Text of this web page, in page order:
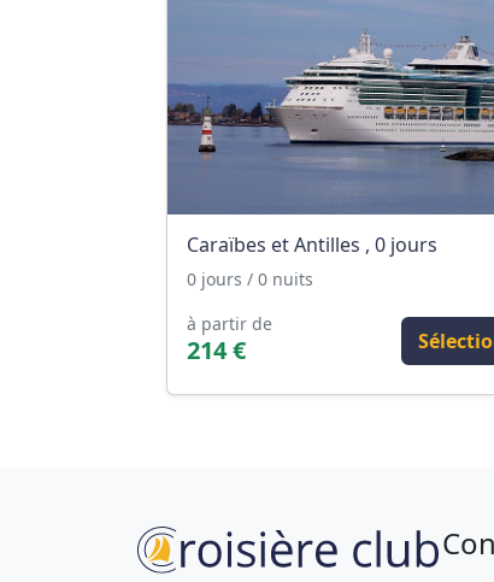
Caraïbes et Antilles , 0 jours
0 jours / 0 nuits
à partir de
214 €